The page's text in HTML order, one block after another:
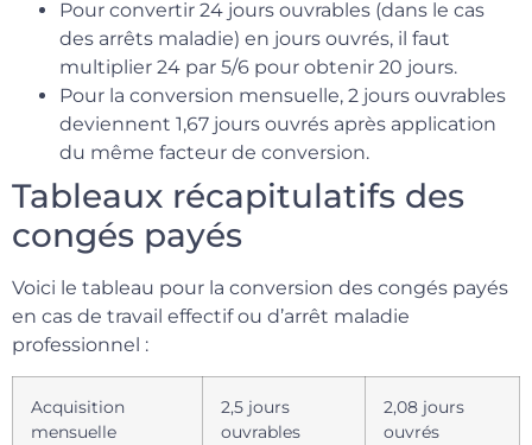
Pour convertir 24 jours ouvrables (dans le cas
des arrêts maladie) en jours ouvrés, il faut
multiplier 24 par 5/6 pour obtenir 20 jours.
Pour la conversion mensuelle, 2 jours ouvrables
deviennent 1,67 jours ouvrés après application
du même facteur de conversion.
Tableaux récapitulatifs des
congés payés
Voici le tableau pour la conversion des congés payés
en cas de travail effectif ou d’arrêt maladie
professionnel :
Acquisition
mensuelle
2,5 jours
ouvrables
2,08 jours
ouvrés